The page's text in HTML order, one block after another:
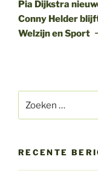
Pia Dijkstra
Conny Helder
Welzijn en Sport
naar:
RECENTE